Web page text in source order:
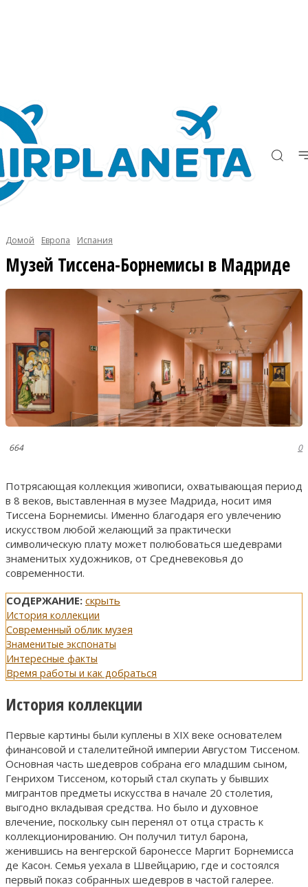
Домой Европа Испания
Музей Тиссена-Борнемисы в Мадриде
664 0
Потрясающая коллекция живописи, охватывающая период
в 8 веков, выставленная в музее Мадрида, носит имя
Тиссена Борнемисы. Именно благодаря его увлечению
искусством любой желающий за практически
символическую плату может полюбоваться шедеврами
знаменитых художников, от Средневековья до
современности.
СОДЕРЖАНИЕ: скрыть
История коллекции
Современный облик музея
Знаменитые экспонаты
Интересные факты
Время работы и как добраться
История коллекции
Первые картины были куплены в XIX веке основателем
финансовой и сталелитейной империи Августом Тиссеном.
Основная часть шедевров собрана его младшим сыном,
Генрихом Тиссеном, который стал скупать у бывших
мигрантов предметы искусства в начале 20 столетия,
выгодно вкладывая средства. Но было и духовное
влечение, поскольку сын перенял от отца страсть к
коллекционированию. Он получил титул барона,
женившись на венгерской баронессе Маргит Борнемисса
де Касон. Семья уехала в Швейцарию, где и состоялся
первый показ собранных шедевров в частой галерее.